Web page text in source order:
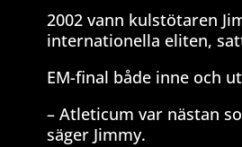
2002 vann kulstötaren
internationella eliten,
EM-final både inne och
– Atleticum var nästan
säger Jimmy.